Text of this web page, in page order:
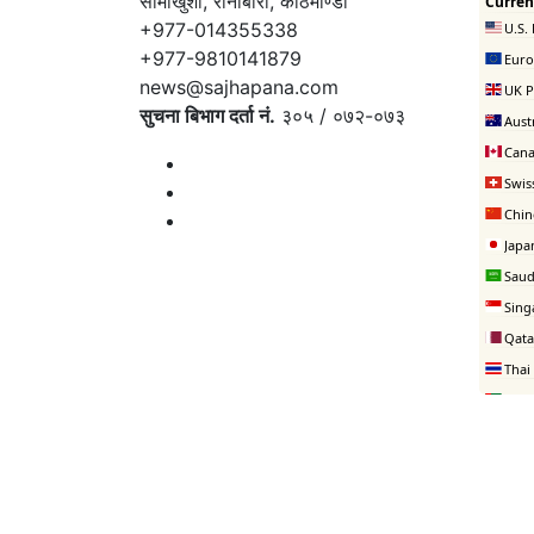
+977-014355338
+977-9810141879
news@sajhapana.com
सुचना बिभाग दर्ता नं. ३०५ / ०७२-०७३